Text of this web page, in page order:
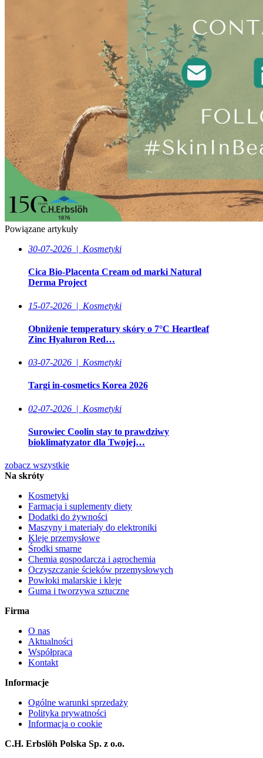
Powiązane artykuły
30-07-2026 | Kosmetyki
Cica Bio-Placenta Cream od marki Natural
Derma Project
15-07-2026 | Kosmetyki
Obniżenie temperatury skóry o 7°C Heartleaf
Zinc Hyaluron Red…
03-07-2026 | Kosmetyki
Targi in-cosmetics Korea 2026
02-07-2026 | Kosmetyki
Surowiec Coolin stay to prawdziwy
bioklimatyzator dla Twojej…
zobacz wszystkie
Na skróty
Kosmetyki
Farmacja i suplementy diety
Dodatki do żywności
Maszyny i materiały do elektroniki
Kleje przemysłowe
Środki smarne
Chemia gospodarcza i agrochemia
Oczyszczanie ścieków przemysłowych
Powłoki malarskie i kleje
Guma i tworzywa sztuczne
Firma
O nas
Aktualności
Współpraca
Kontakt
Informacje
Ogólne warunki sprzedaży
Polityka prywatności
Informacja o cookie
C.H. Erbslöh Polska Sp. z o.o.